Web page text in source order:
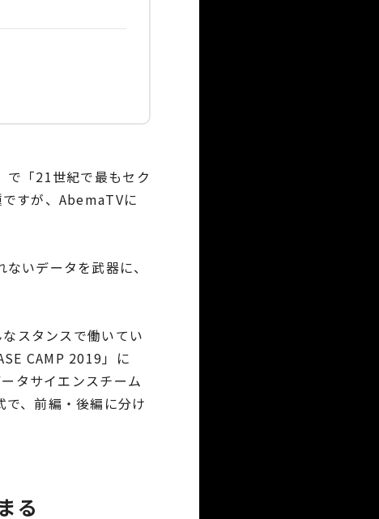
で「21世紀で最もセク
すが、AbemaTVに
いデータを武器に、
スタンスで働いてい
CAMP 2019」に
タサイエンスチーム
、前編・後編に分け
る